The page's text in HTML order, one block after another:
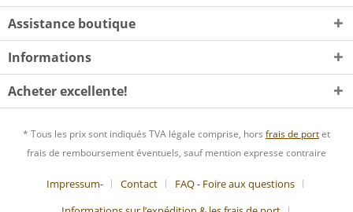
Assistance boutique
Informations
Acheter excellente!
* Tous les prix sont indiqués TVA légale comprise, hors frais de portet
frais de remboursement éventuels, sauf mention expresse contraire
Impressum- Contact
FAQ - Foire aux questions